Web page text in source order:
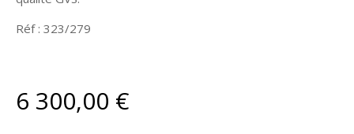
Réf : 323/279
6 300,00 €